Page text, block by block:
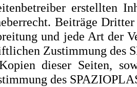
erstellten
Beiträge
und jede Art der
Zustimmung des
dieser Seiten,
des